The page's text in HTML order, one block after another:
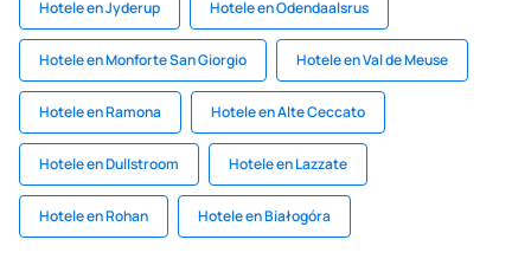
Hotele en Jyderup Hotele en Odendaalsrus
Hotele en Monforte San Giorgio Hotele en Val de Meuse
Hotele en Ramona Hotele en Alte Ceccato
Hotele en Dullstroom Hotele en Lazzate
Hotele en Rohan Hotele en Białogóra